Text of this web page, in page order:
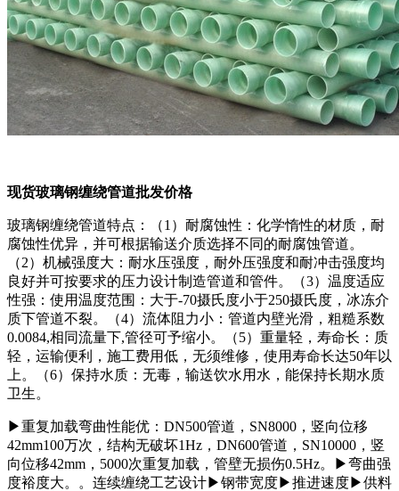
现货玻璃钢缠绕管道批发价格
玻璃钢缠绕管道特点：（1）耐腐蚀性：化学惰性的材质，耐
腐蚀性优异，并可根据输送介质选择不同的耐腐蚀管道。
（2）机械强度大：耐水压强度，耐外压强度和耐冲击强度均
良好并可按要求的压力设计制造管道和管件。（3）温度适应
性强：使用温度范围：大于-70摄氏度小于250摄氏度，冰冻介
质下管道不裂。（4）流体阻力小：管道内壁光滑，粗糙系数
0.0084,相同流量下,管径可予缩小。（5）重量轻，寿命长：质
轻，运输便利，施工费用低，无须维修，使用寿命长达50年以
上。（6）保持水质：无毒，输送饮水用水，能保持长期水质
卫生。
▶重复加载弯曲性能优：DN500管道，SN8000，竖向位移
42mm100万次，结构无破坏1Hz，DN600管道，SN10000，竖
向位移42mm，5000次重复加载，管壁无损伤0.5Hz。▶弯曲强
度裕度大。。连续缠绕工艺设计▶钢带宽度▶推进速度▶供料